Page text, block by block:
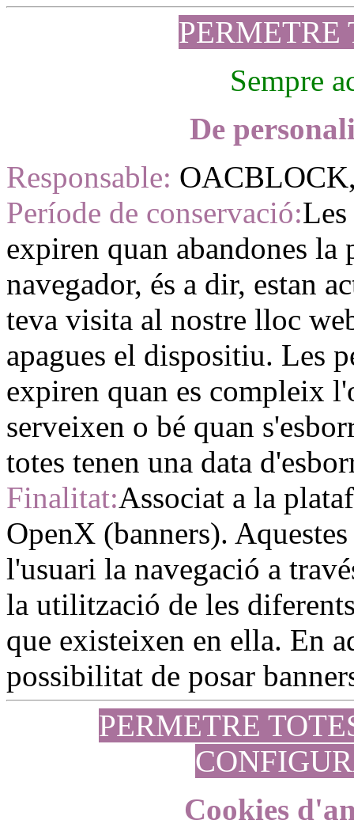
PERMETRE
Sempre
De
Responsable:
Període de conservació:Les
expiren quan abandones la
navegador, és a dir, estan
teva visita al nostre lloc
apagues el dispositiu. Les
expiren quan es compleix
serveixen o bé quan
totes tenen una data
Finalitat:Associat a la
OpenX (banners).
l'usuari la navegació a
la utilització de les
que existeixen en ella. En
possibilitat de posar
PERMETRE
Cookies